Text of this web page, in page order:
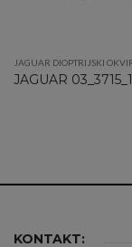
JAGUAR DIOPTRIJSKI
JAGUAR
KONTAKT: